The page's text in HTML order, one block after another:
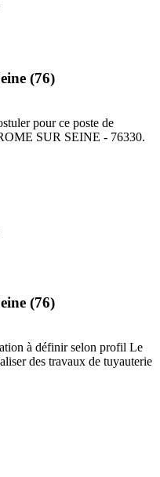
(76)
pour ce poste de
SUR SEINE - 76330.
(76)
à définir selon profil Le
des travaux de tuyauterie